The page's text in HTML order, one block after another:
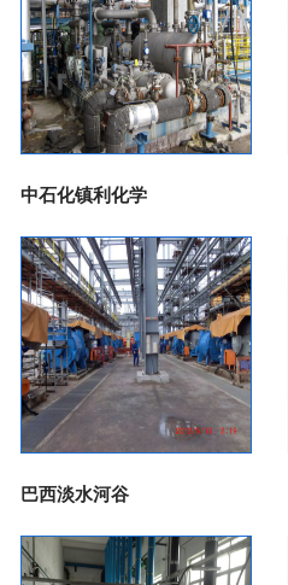
中石化镇利化学
巴西淡水河谷